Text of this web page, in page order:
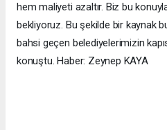
hem maliyeti azaltır. Biz bu
bekliyoruz. Bu şekilde bir kaynak
bahsi geçen belediyelerimizin
konuştu. Haber: Zeynep KAYA